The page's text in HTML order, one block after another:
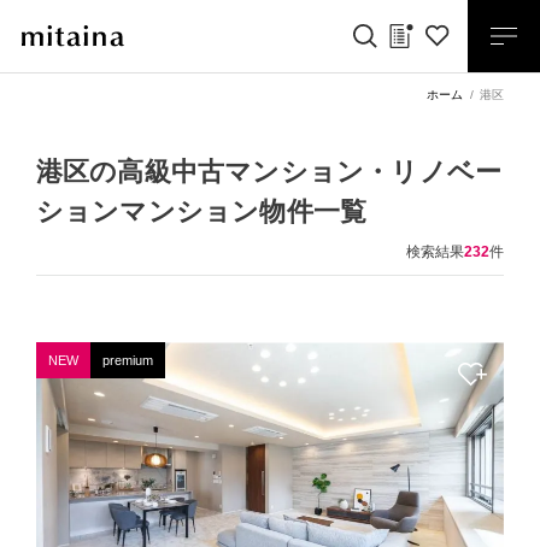
ホーム 港区
港区の高級中古マンション・リノベー
ションマンション物件一覧
検索結果232件
NEW premium